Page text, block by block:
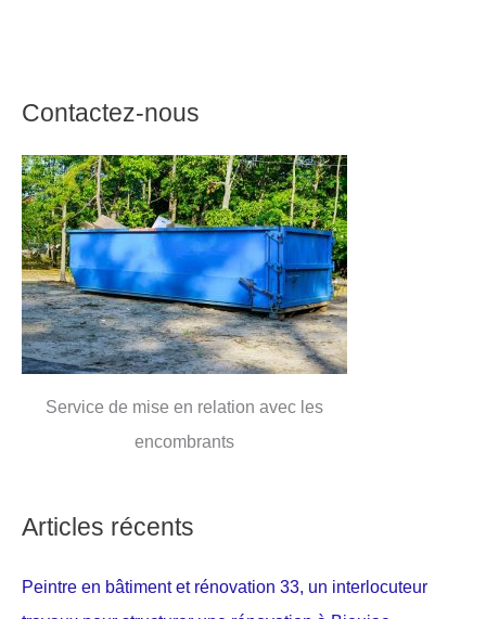
Contactez-nous
Service de mise en relation avec les
encombrants
Articles récents
Peintre en bâtiment et rénovation 33, un interlocuteur